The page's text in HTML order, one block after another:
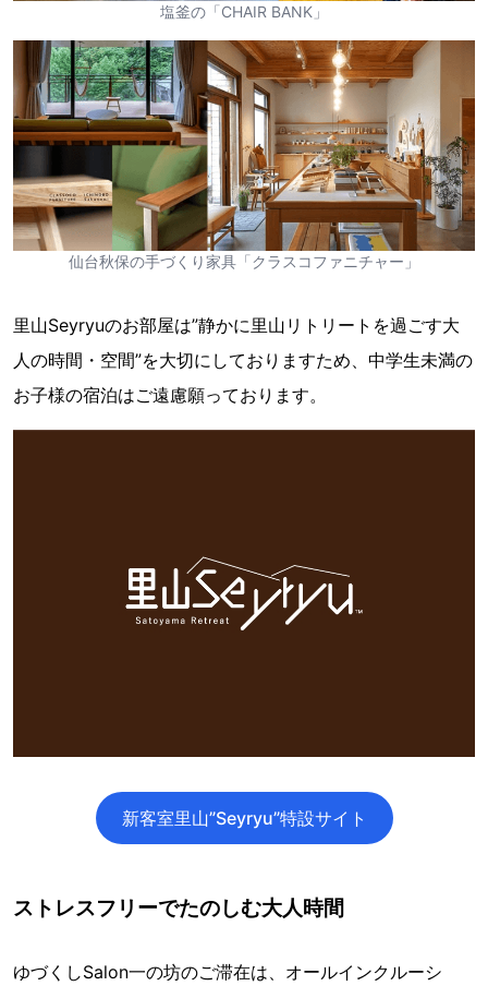
塩釜の「CHAIR BANK」
仙台秋保の手づくり家具「クラスコファニチャー」
里山Seyryuのお部屋は”静かに里山リトリートを過ごす大
人の時間・空間”を大切にしておりますため、中学生未満の
お子様の宿泊はご遠慮願っております。
新客室里山”Seyryu”特設サイト
ストレスフリーでたのしむ大人時間
ゆづくしSalon一の坊のご滞在は、オールインクルーシ